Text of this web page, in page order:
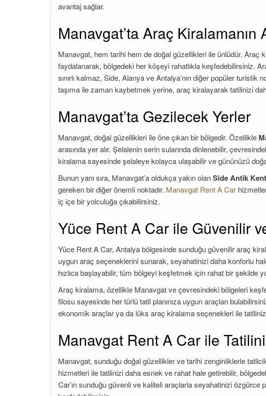
avantaj sağlar.
Manavgat’ta Araç Kiralamanın
Manavgat, hem tarihi hem de doğal güzellikleri ile ünlüdür. Araç
faydalanarak, bölgedeki her köşeyi rahatlıkla keşfedebilirsiniz.
sınırlı kalmaz, Side, Alanya ve Antalya’nın diğer popüler turistik
taşıma ile zaman kaybetmek yerine, araç kiralayarak tatilinizi
Manavgat’ta Gezilecek Yerler
Manavgat, doğal güzellikleri ile öne çıkan bir bölgedir. Özellikle
arasında yer alır. Şelalenin serin sularında dinlenebilir,
kiralama sayesinde şelaleye kolayca ulaşabilir ve gününüzü
Bunun yanı sıra, Manavgat’a oldukça yakın olanSide Antik
gereken bir diğer önemli noktadır. Manavgat Rent A Car
iç içe bir yolculuğa çıkabilirsiniz.
Yüce Rent A Car ile Güvenilir
Yüce Rent A Car, Antalya bölgesinde sunduğu güvenilir araç
uygun araç seçeneklerini sunarak, seyahatinizi daha konforlu
hızlıca başlayabilir, tüm bölgeyi keşfetmek için rahat bir şekilde
Araç kiralama, özellikle Manavgat ve çevresindeki bölgeleri
filosu sayesinde her türlü tatil planınıza uygun araçları
ekonomik araçlar ya da lüks araç kiralama seçenekleri ile
Manavgat Rent A Car ile
Manavgat, sunduğu doğal güzellikler ve tarihi zenginliklerle
hizmetleri ile tatilinizi daha esnek ve rahat hale getirebilir,
Car’ın sunduğu güvenli ve kaliteli araçlarla seyahatinizi özgürce